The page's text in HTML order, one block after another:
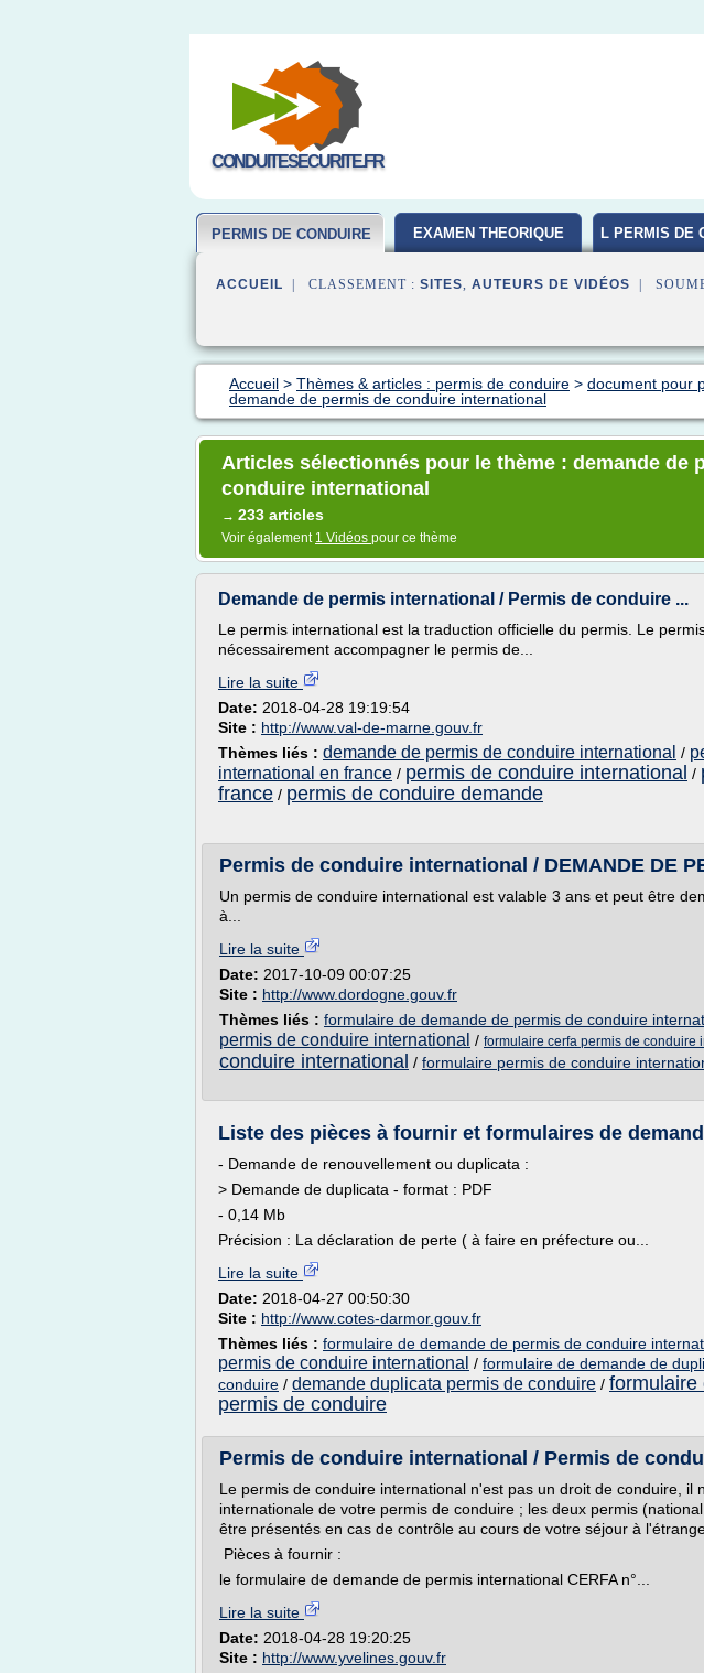
CONDUITESECURITE.FR
PERMIS DE CONDUIRE EXAMEN THEORIQUE L PERMIS DE
ACCUEIL | CLASSEMENT : SITES, AUTEURS DE VIDÉOS |
Accueil > Thèmes & articles : permis de conduire > document pour
demande de permis de conduire international
Articles sélectionnés pour le thème : demande de
conduire international
→ 233 articles
Voir également 1 Vidéos pour ce thème
Demande de permis international / Permis de conduire ...
Le permis international est la traduction officielle du permis. Le
nécessairement accompagner le permis de...
Lire la suite
Date: 2018-04-28 19:19:54
Site : http://www.val-de-marne.gouv.fr
Thèmes liés : demande de permis de conduire international /
international en france / permis de conduire international /
france / permis de conduire demande
Permis de conduire international / DEMANDE DE
Un permis de conduire international est valable 3 ans et peut être
à...
Lire la suite
Date: 2017-10-09 00:07:25
Site : http://www.dordogne.gouv.fr
Thèmes liés : formulaire de demande de permis de conduire
permis de conduire international / formulaire cerfa permis de conduire
conduire international / formulaire permis de conduire
Liste des pièces à fournir et formulaires de
- Demande de renouvellement ou duplicata :
> Demande de duplicata - format : PDF
- 0,14 Mb
Précision : La déclaration de perte ( à faire en préfecture ou...
Lire la suite
Date: 2018-04-27 00:50:30
Site : http://www.cotes-darmor.gouv.fr
Thèmes liés : formulaire de demande de permis de conduire
permis de conduire international / formulaire de demande de
conduire / demande duplicata permis de conduire / formulaire
permis de conduire
Permis de conduire international / Permis de
Le permis de conduire international n'est pas un droit de conduire, il
internationale de votre permis de conduire ; les deux permis
être présentés en cas de contrôle au cours de votre séjour à
Pièces à fournir :
le formulaire de demande de permis international CERFA n°...
Lire la suite
Date: 2018-04-28 19:20:25
Site : http://www.yvelines.gouv.fr